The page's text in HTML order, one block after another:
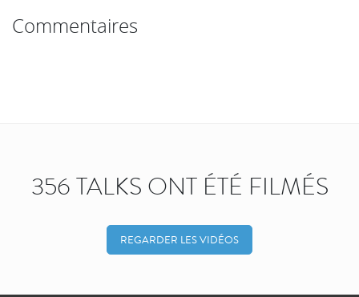
Commentaires
356 TALKS ONT ÉTÉ FILMÉS
REGARDER LES VIDÉOS